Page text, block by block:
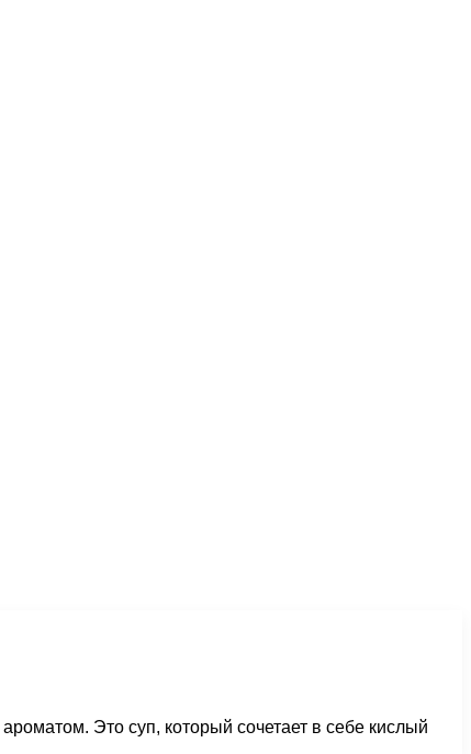
Это суп, который сочетает в себе кислый